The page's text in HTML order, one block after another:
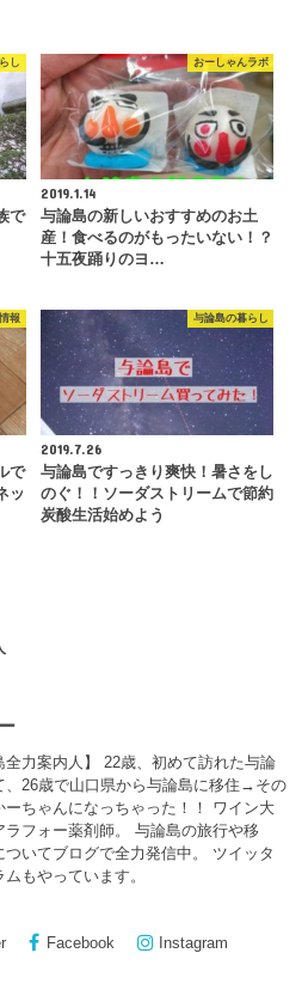
し
で
おーしゃんラボ
2019.1.14
与論島の新しいおすすめのお土
産！食べるのがもったいない！？
十五夜踊りのヨ…
報
で
ッ
与論島の暮らし
2019.7.26
与論島ですっきり爽快！暑さをし
のぐ！！ソーダストリームで節約
炭酸生活始めよう
全力案内人】 22歳、初めて訪れた与論
、26歳で山口県から与論島に移住→その
ーちゃんになっちゃった！！ ワイン大
ラフォー薬剤師。 与論島の旅行や移
ついてブログで全力発信中。 ツイッタ
もやっています。
Facebook Instagram